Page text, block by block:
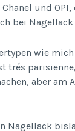
und
bei
wie
trés
aber am
Nagellack